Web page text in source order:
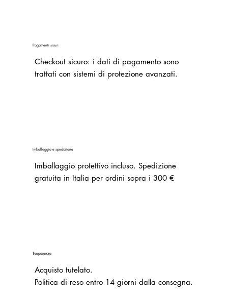
Pagamenti sicuri
Checkout sicuro: i dati di pagamento sono
trattati con sistemi di protezione avanzati.
Imballaggio e spedizione
Imballaggio protettivo incluso. Spedizione
gratuita in Italia per ordini sopra i 300 €
Trasparenza
Acquisto tutelato.
Politica di reso entro 14 giorni dalla consegna.